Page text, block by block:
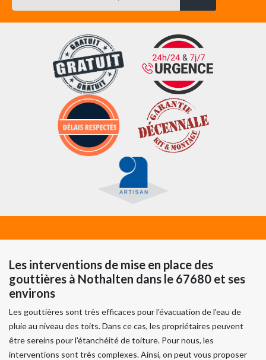
Les interventions de mise en place des
gouttières à Nothalten dans le 67680 et ses
environs
Les gouttières sont très efficaces pour l'évacuation de l'eau de
pluie au niveau des toits. Dans ce cas, les propriétaires peuvent
être sereins pour l'étanchéité de toiture. Pour nous, les
interventions sont très complexes. Ainsi, on peut vous proposer